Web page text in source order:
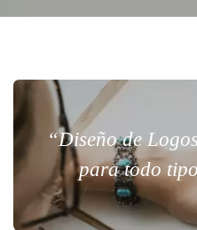
“Diseño de
para todo